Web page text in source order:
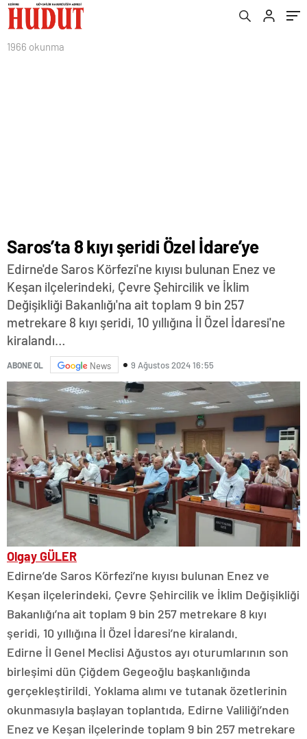
1966 okunma
Saros’ta 8 kıyı şeridi Özel İdare’ye
Edirne'de Saros Körfezi'ne kıyısı bulunan Enez ve
Keşan ilçelerindeki, Çevre Şehircilik ve İklim
Değişikliği Bakanlığı'na ait toplam 9 bin 257
metrekare 8 kıyı şeridi, 10 yıllığına İl Özel İdaresi'ne
kiralandı…
ABONE OL News 9 Ağustos 2024 16:55
Olgay GÜLER
Edirne’de Saros Körfezi’ne kıyısı bulunan Enez ve
Keşan ilçelerindeki, Çevre Şehircilik ve İklim Değişikliği
Bakanlığı’na ait toplam 9 bin 257 metrekare 8 kıyı
şeridi, 10 yıllığına İl Özel İdaresi’ne kiralandı.
Edirne İl Genel Meclisi Ağustos ayı oturumlarının son
birleşimi dün Çiğdem Gegeoğlu başkanlığında
gerçekleştirildi. Yoklama alımı ve tutanak özetlerinin
okunmasıyla başlayan toplantıda, Edirne Valiliği’nden
Enez ve Keşan ilçelerinde toplam 9 bin 257 metrekare